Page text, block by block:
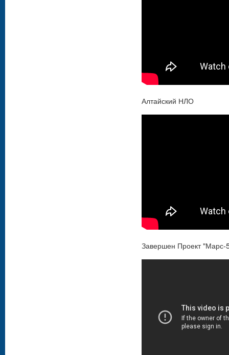
Алтайский НЛО
Завершен Проект "Марс-